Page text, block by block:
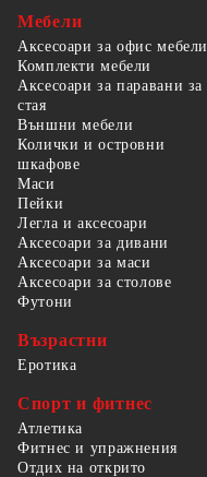
Мебели
Аксесоари за офис мебели
Комплекти мебели
Аксесоари за паравани за
стая
Външни мебели
Колички и островни
шкафове
Маси
Пейки
Легла и аксесоари
Аксесоари за дивани
Аксесоари за маси
Аксесоари за столове
Футони
Възрастни
Еротика
Спорт и фитнес
Атлетика
Фитнес и упражнения
Отдих на открито